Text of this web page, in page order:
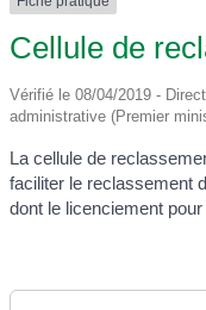
Cellule de
Vérifié le 08/04/2019 -
administrative (Premier
La cellule de
faciliter le reclassement
dont le licenciement